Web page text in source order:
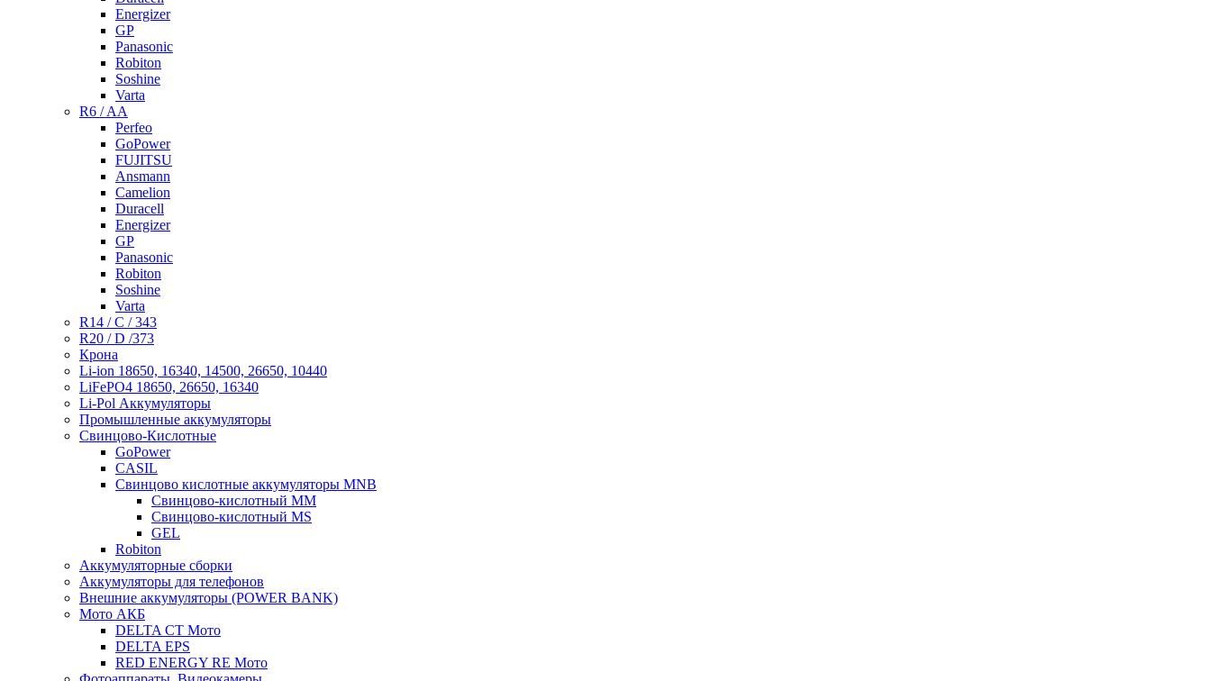
Energizer
GP
Panasonic
Robiton
Soshine
Varta
R6 / AA
Perfeo
GoPower
FUJITSU
Ansmann
Camelion
Duracell
Energizer
GP
Panasonic
Robiton
Soshine
Varta
R14 / C / 343
R20 / D /373
Крона
Li-ion 18650, 16340, 14500, 26650, 10440
LiFePO4 18650, 26650, 16340
Li-Pol Аккумуляторы
Промышленные аккумуляторы
Свинцово-Кислотные
GoPower
CASIL
Свинцово кислотные аккумуляторы MNB
Cвинцово-кислотный MM
Cвинцово-кислотный MS
GEL
Robiton
Аккумуляторные сборки
Аккумуляторы для телефонов
Внешние аккумуляторы (POWER BANK)
Мото АКБ
DELTA CT Мото
DELTA EPS
RED ENERGY RE Мото